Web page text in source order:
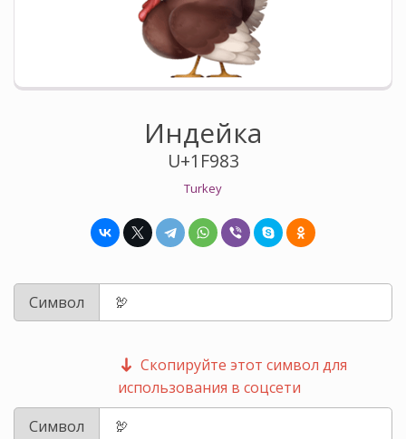
Индейка
U+1F983
Turkey
Символ
Скопируйте этот символ для
использования в соцсети
Символ